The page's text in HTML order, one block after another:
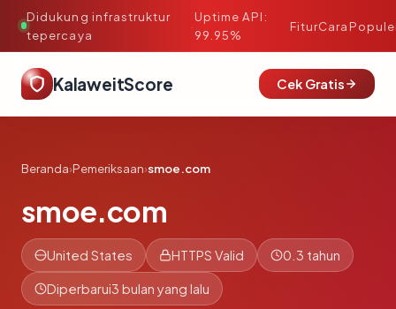
Didukung infrastruktur
tepercaya
·
Uptime API:
99.95%
FiturCara
KalaweitScore Cek Gratis
Beranda›Pemeriksaan›smoe.com
smoe.com
United States HTTPS Valid 0.3 tahun
Diperbarui3 bulan yang lalu